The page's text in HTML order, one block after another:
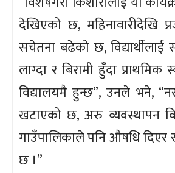
देखिएको छ, महिनावारीदेखि
सचेतना बढेको छ, विद्यार्थीलाई
लाग्दा र बिरामी हुँदा प्राथमिक
विद्यालयमै हुन्छ”, उनले भने,
खटाएको छ, अरु व्यवस्थापन
गाउँपालिकाले पनि औषधि दिएर
छ ।”